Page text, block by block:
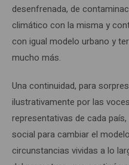
desenfrenada, de
climático con la misma y
con igual modelo urbano y
mucho más.
Una continuidad, para
ilustrativamente por las
representativas de cada
social para cambiar el
circunstancias vividas a lo